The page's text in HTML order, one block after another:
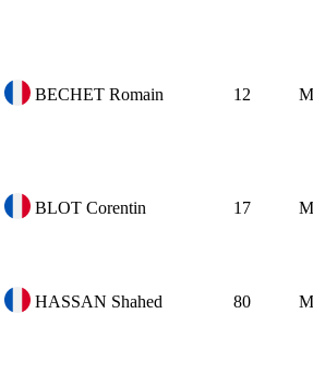
BECHET Romain 12 M
BLOT Corentin 17 M
HASSAN Shahed 80 M